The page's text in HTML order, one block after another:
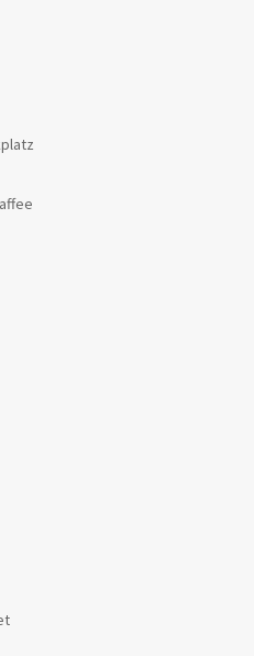
und einem Bad mit
man über wenige Stufen
Sofas und TV-Bereich. Im
sich ein Haushaltsraum
mit Balkon und im
und in zwei Schlafzimmern
in der Unterkunft teilweise